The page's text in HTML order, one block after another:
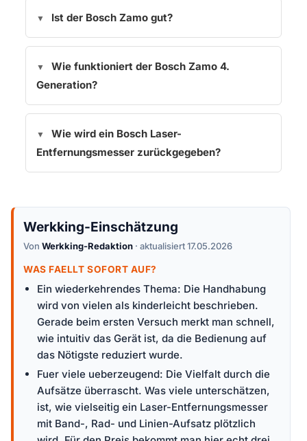
Ist der Bosch Zamo gut?
Wie funktioniert der Bosch Zamo 4.
Generation?
Wie wird ein Bosch Laser-
Entfernungsmesser zurückgegeben?
Werkking-Einschätzung
Von Werkking-Redaktion · aktualisiert 17.05.2026
WAS FAELLT SOFORT AUF?
Ein wiederkehrendes Thema: Die Handhabung
wird von vielen als kinderleicht beschrieben.
Gerade beim ersten Versuch merkt man schnell,
wie intuitiv das Gerät ist, da die Bedienung auf
das Nötigste reduziert wurde.
Fuer viele ueberzeugend: Die Vielfalt durch die
Aufsätze überrascht. Was viele unterschätzen,
ist, wie vielseitig ein Laser-Entfernungsmesser
mit Band-, Rad- und Linien-Aufsatz plötzlich